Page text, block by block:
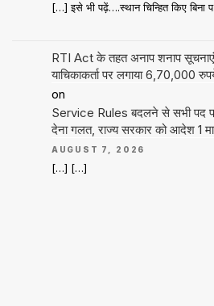
[…] इसे भी पढ़ें….स्थान चिन्हित किए
RTI Act के तहत अनाप शनाप सूचनाएं
याचिकाकर्ता पर लगाया 6,70,000
on
Service Rules बदलने से सभी पद
देना गलत, राज्य सरकार को आदेश 1
AUGUST 7, 2026
[…] […]